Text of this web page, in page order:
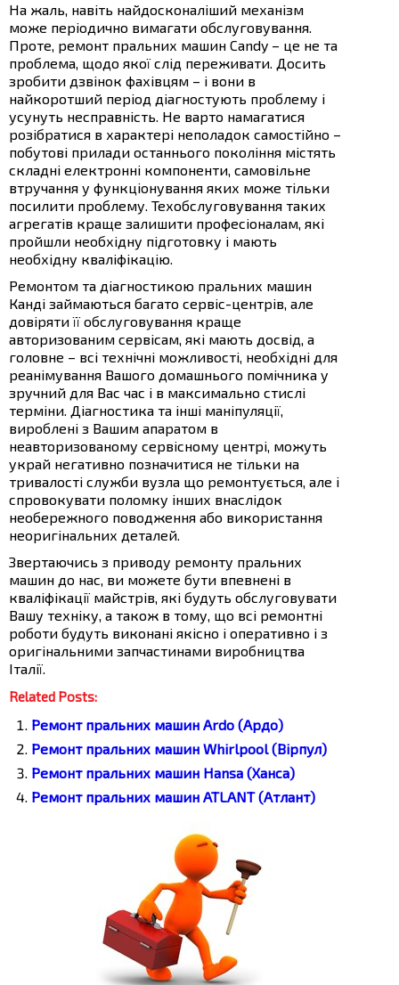
На жаль, навіть найдосконаліший механізм
може періодично вимагати обслуговування.
Проте, ремонт пральних машин Candy – це не та
проблема, щодо якої слід переживати. Досить
зробити дзвінок фахівцям – і вони в
найкоротший період діагностують проблему і
усунуть несправність. Не варто намагатися
розібратися в характері неполадок самостійно –
побутові прилади останнього покоління містять
складні електронні компоненти, самовільне
втручання у функціонування яких може тільки
посилити проблему. Техобслуговування таких
агрегатів краще залишити професіоналам, які
пройшли необхідну підготовку і мають
необхідну кваліфікацію.
Ремонтом та діагностикою пральних машин
Канді займаються багато сервіс-центрів, але
довіряти її обслуговування краще
авторизованим сервісам, які мають досвід, а
головне – всі технічні можливості, необхідні для
реанімування Вашого домашнього помічника у
зручний для Вас час і в максимально стислі
терміни. Діагностика та інші маніпуляції,
вироблені з Вашим апаратом в
неавторизованому сервісному центрі, можуть
украй негативно позначитися не тільки на
тривалості служби вузла що ремонтується, але і
спровокувати поломку інших внаслідок
необережного поводження або використання
неоригінальних деталей.
Звертаючись з приводу ремонту пральних
машин до нас, ви можете бути впевнені в
кваліфікації майстрів, які будуть обслуговувати
Вашу техніку, а також в тому, що всі ремонтні
роботи будуть виконані якісно і оперативно і з
оригінальними запчастинами виробництва
Італії.
Related Posts:
Ремонт пральних машин Ardo (Ардо)
Ремонт пральних машин Whirlpool (Вірпул)
Ремонт пральних машин Hansa (Ханса)
Ремонт пральних машин ATLANT (Атлант)